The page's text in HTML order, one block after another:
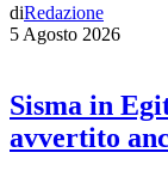
diRedazione
5 Agosto 2026
Sisma in
avvertito